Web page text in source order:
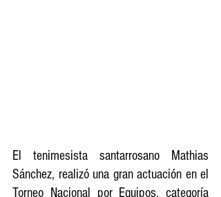
El tenimesista santarrosano Mathias
Sánchez, realizó una gran actuación en el
Torneo Nacional por Equipos, categoría